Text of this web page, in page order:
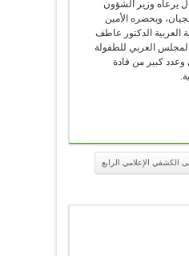
يرعاه وزير الشؤون
ويحضره الأمين
العربية الدكتور عاطف
العربي للطفولة
وعدد كبير من قادة
الكشفي الإعلامي الرابع